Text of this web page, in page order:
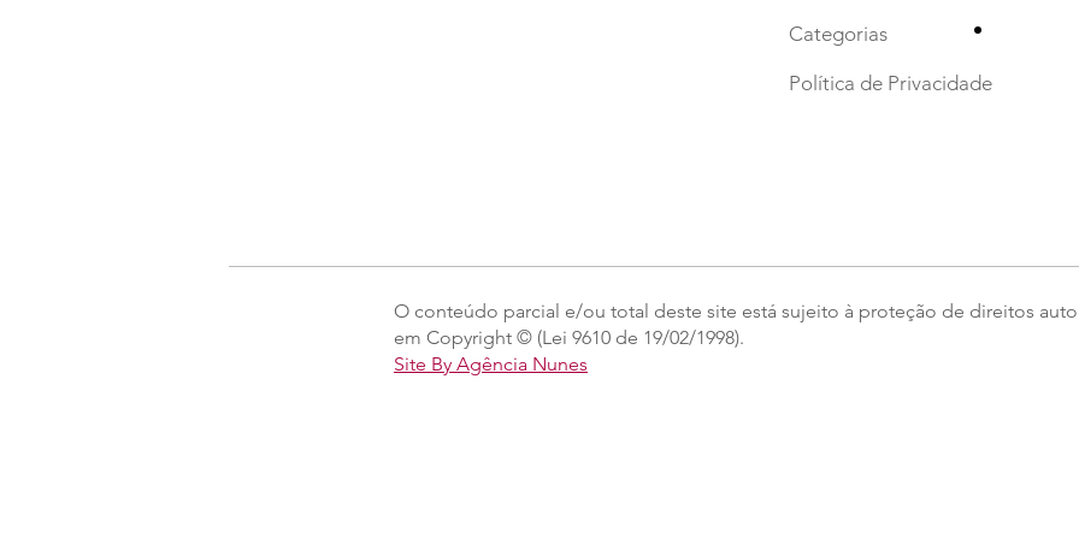
Categorias
Política de Privacidade
•
O conteúdo parcial e/ou total deste site está sujeito à proteção de direitos
em Copyright © (Lei 9610 de 19/02/1998).
Site By Agência Nunes